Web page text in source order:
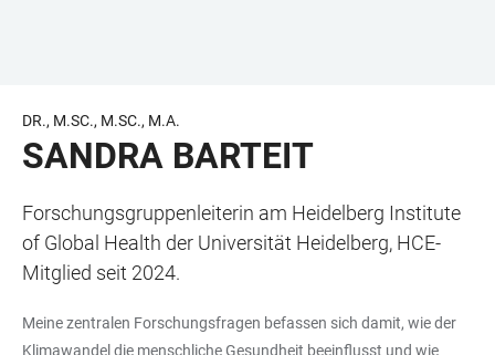
DR., M.SC., M.SC., M.A.
SANDRA BARTEIT
Forschungsgruppenleiterin am Heidelberg Institute
of Global Health der Universität Heidelberg, HCE-
Mitglied seit 2024.
Meine zentralen Forschungsfragen befassen sich damit, wie der
Klimawandel die menschliche Gesundheit beeinflusst und wie